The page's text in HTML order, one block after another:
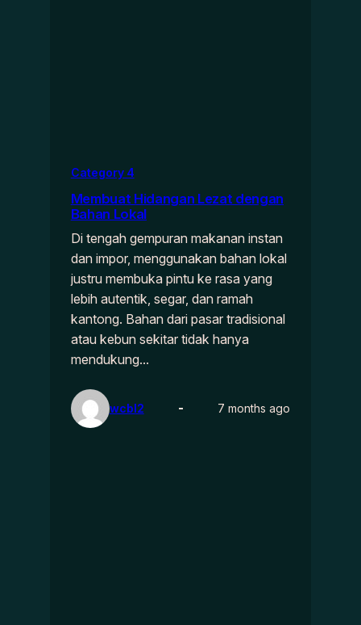
Category 4
Membuat Hidangan Lezat dengan
Bahan Lokal
Di tengah gempuran makanan instan
dan impor, menggunakan bahan lokal
justru membuka pintu ke rasa yang
lebih autentik, segar, dan ramah
kantong. Bahan dari pasar tradisional
atau kebun sekitar tidak hanya
mendukung…
wcbl2 7 months ago